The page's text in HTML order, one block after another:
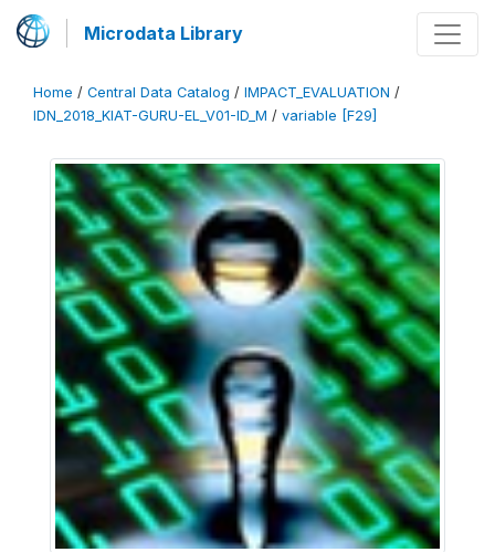
Microdata Library
Home / Central Data Catalog / IMPACT_EVALUATION /
IDN_2018_KIAT-GURU-EL_V01-ID_M / variable [F29]